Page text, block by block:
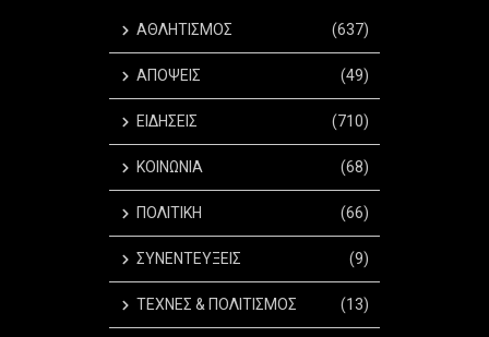
ΑΘΛΗΤΙΣΜΟΣ (637)
ΑΠΟΨΕΙΣ (49)
ΕΙΔΗΣΕΙΣ (710)
ΚΟΙΝΩΝΙΑ (68)
ΠΟΛΙΤΙΚΗ (66)
ΣΥΝΕΝΤΕΥΞΕΙΣ (9)
ΤΕΧΝΕΣ & ΠΟΛΙΤΙΣΜΟΣ (13)